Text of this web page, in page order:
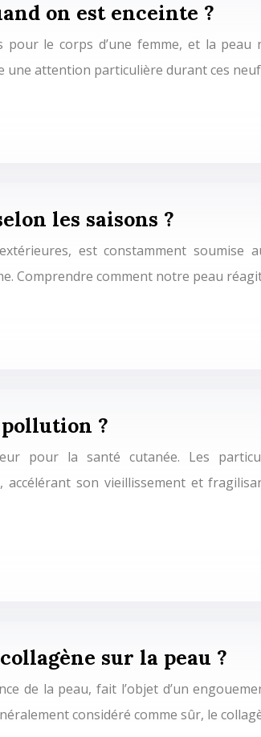
on est enceinte ?
le corps d’une femme, et la peau
une attention particulière durant ces
les saisons ?
est constamment soumise
Comprendre comment notre peau
?
pour la santé cutanée. Les
son vieillissement et
sur la peau ?
de la peau, fait l’objet d’un
considéré comme sûr, le